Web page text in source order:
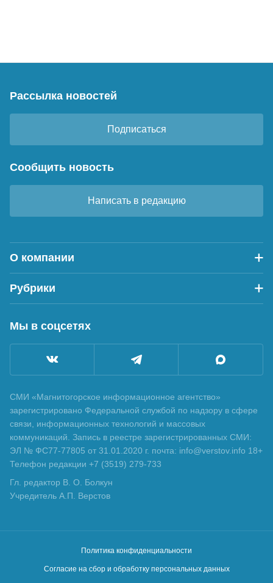
Рассылка новостей
Подписаться
Сообщить новость
Написать в редакцию
О компании
Рубрики
Мы в соцсетях
СМИ «Магнитогорское информационное агентство»
зарегистрировано Федеральной службой по надзору в сфере
связи, информационных технологий и массовых
коммуникаций. Запись в реестре зарегистрированных СМИ:
ЭЛ № ФС77-77805 от 31.01.2020 г. почта: info@verstov.info 18+
Телефон редакции +7 (3519) 279-733
Гл. редактор В. О. Болкун
Учредитель А.П. Верстов
Политика конфиденциальности
Согласие на сбор и обработку персональных данных